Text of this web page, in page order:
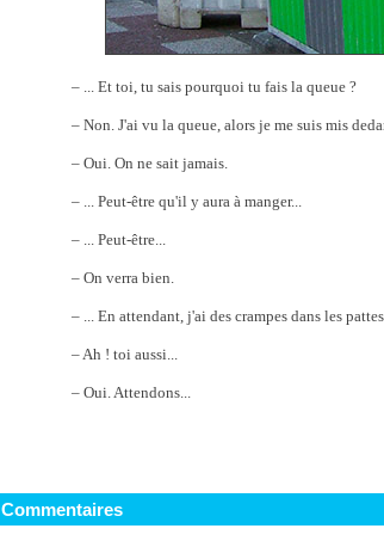
– ... Et toi, tu sais pourquoi tu fais la queue ?
– Non. J'ai vu la queue, alors je me suis mis
– Oui. On ne sait jamais.
– ... Peut-être qu'il y aura à manger...
– ... Peut-être...
– On verra bien.
– ... En attendant, j'ai des crampes dans les pattes.
– Ah ! toi aussi...
– Oui. Attendons...
Commentaires